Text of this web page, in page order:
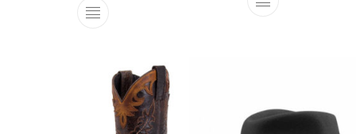
Ce produit a plusieurs variations.
Ce produit a